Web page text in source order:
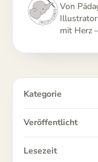
Von
mit Herz
Kategorie
Veröffentlicht
Lesezeit